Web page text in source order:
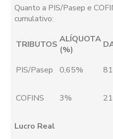
Quanto a PIS/Pasep e
cumulativo:
TRIBUTOS ALÍQUOTA
(%)
PIS/Pasep 0,65%
COFINS 3%
Lucro Real